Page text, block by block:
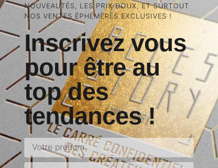
NOUVEAUTÉS, LES PRIX DOUX, ET SURTOUT
NOS VENTES ÉPHÉMÈRES EXCLUSIVES !
Inscrivez vous
pour être au
top des
tendances !